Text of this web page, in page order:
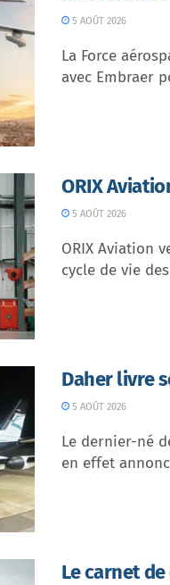
5 AOÛT 2026
La Force
avec Embraer
ORIX
5 AOÛT 2026
ORIX Aviation
cycle de vie
Daher livre
5 AOÛT 2026
Le dernier-né
en effet
Le carnet